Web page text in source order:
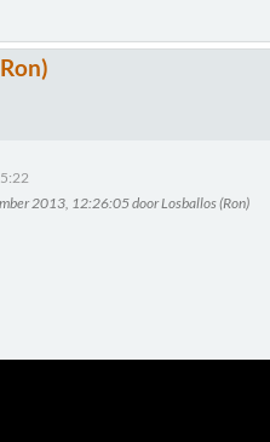
2013, 12:26:05 door Losballos (Ron)